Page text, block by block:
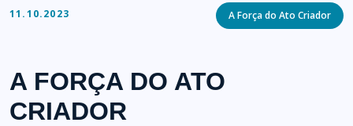
11.10.2023 Categories
A Força do Ato Criador
A FORÇA DO ATO
CRIADOR